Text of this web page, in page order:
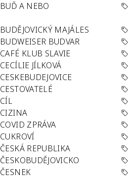
BUĎ A NEBO
BUDĚJOVICKÝ MAJÁLES
BUDWEISER BUDVAR
CAFÉ KLUB SLAVIE
CECÍLIE JÍLKOVÁ
CESKEBUDEJOVICE
CESTOVATELÉ
CÍL
CIZINA
COVID ZPRÁVA
CUKROVÍ
ČESKÁ REPUBLIKA
ČESKOBUDĚJOVICKO
ČESNEK